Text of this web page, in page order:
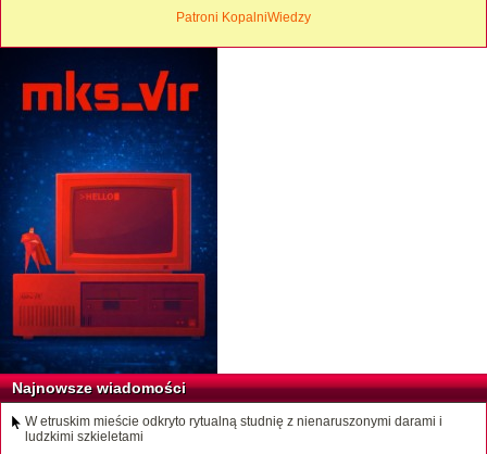
Patroni KopalniWiedzy
Najnowsze wiadomości
W etruskim mieście odkryto rytualną studnię z nienaruszonymi darami i
ludzkimi szkieletami